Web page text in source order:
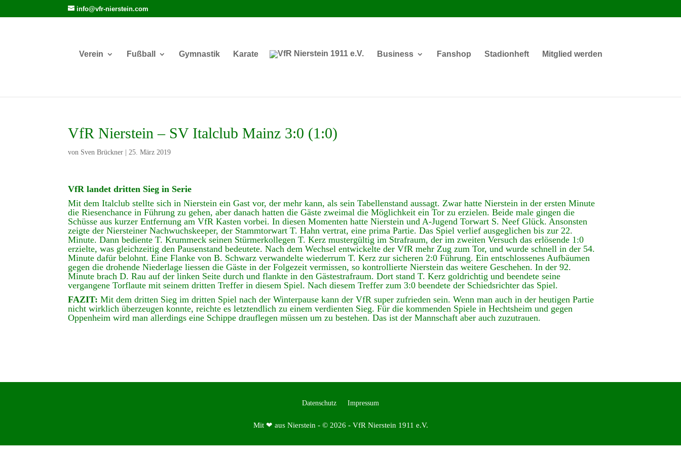
info@vfr-nierstein.com
Verein Fußball Gymnastik Karate Business Fanshop Stadionheft Mitglied werden
VfR Nierstein – SV Italclub Mainz 3:0 (1:0)
von Sven Brückner |25. März 2019
VfR landet dritten Sieg in Serie
Mit dem Italclub stellte sich in Nierstein ein Gast vor, der mehr kann, als sein Tabellenstand aussagt. Zwar hatte Nierstein in der ersten Minute
die Riesenchance in Führung zu gehen, aber danach hatten die Gäste zweimal die Möglichkeit ein Tor zu erzielen. Beide male gingen die
Schüsse aus kurzer Entfernung am VfR Kasten vorbei. In diesen Momenten hatte Nierstein und A-Jugend Torwart S. Neef Glück. Ansonsten
zeigte der Niersteiner Nachwuchskeeper, der Stammtorwart T. Hahn vertrat, eine prima Partie. Das Spiel verlief ausgeglichen bis zur 22.
Minute. Dann bediente T. Krummeck seinen Stürmerkollegen T. Kerz mustergültig im Strafraum, der im zweiten Versuch das erlösende 1:0
erzielte, was gleichzeitig den Pausenstand bedeutete. Nach dem Wechsel entwickelte der VfR mehr Zug zum Tor, und wurde schnell in der 54.
Minute dafür belohnt. Eine Flanke von B. Schwarz verwandelte wiederrum T. Kerz zur sicheren 2:0 Führung. Ein entschlossenes Aufbäumen
gegen die drohende Niederlage liessen die Gäste in der Folgezeit vermissen, so kontrollierte Nierstein das weitere Geschehen. In der 92.
Minute brach D. Rau auf der linken Seite durch und flankte in den Gästestrafraum. Dort stand T. Kerz goldrichtig und beendete seine
vergangene Torflaute mit seinem dritten Treffer in diesem Spiel. Nach diesem Treffer zum 3:0 beendete der Schiedsrichter das Spiel.
FAZIT: Mit dem dritten Sieg im dritten Spiel nach der Winterpause kann der VfR super zufrieden sein. Wenn man auch in der heutigen Partie
nicht wirklich überzeugen konnte, reichte es letztendlich zu einem verdienten Sieg. Für die kommenden Spiele in Hechtsheim und gegen
Oppenheim wird man allerdings eine Schippe drauflegen müssen um zu bestehen. Das ist der Mannschaft aber auch zuzutrauen.
Datenschutz Impressum
Mit ❤ aus Nierstein - © 2026 - VfR Nierstein 1911 e.V.